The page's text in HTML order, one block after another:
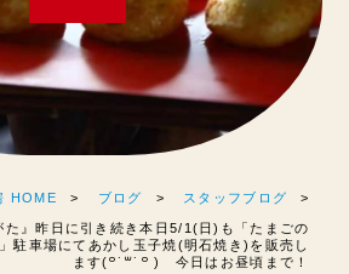
HOME ブログ スタッフブログ
た』昨日に引き続き本日5/1(日)も「たまごの
駐車場にてあかし玉子焼(明石焼き)を販売し
ます(꒪˙꒳˙꒪ ) 今日はお昼頃まで！